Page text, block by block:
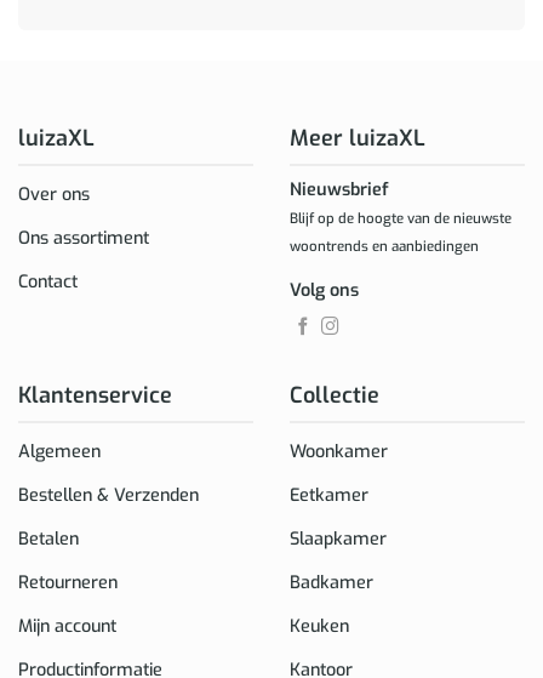
luizaXL
Over ons
Ons assortiment
Contact
Klantenservice
Algemeen
Bestellen & Verzenden
Betalen
Retourneren
Mijn account
Productinformatie
Collectie
Woonkamer
Eetkamer
Slaapkamer
Badkamer
Keuken
Kantoor
Meer luizaXL
Nieuwsbrief
Blijf op de hoogte van de nieuwste
woontrends en aanbiedingen
Volg ons